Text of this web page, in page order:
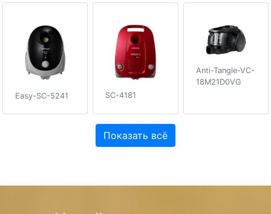
Easy-SC-5241 SC-4181
Anti-Tangle-VC-
18M21D0VG
Показать всё